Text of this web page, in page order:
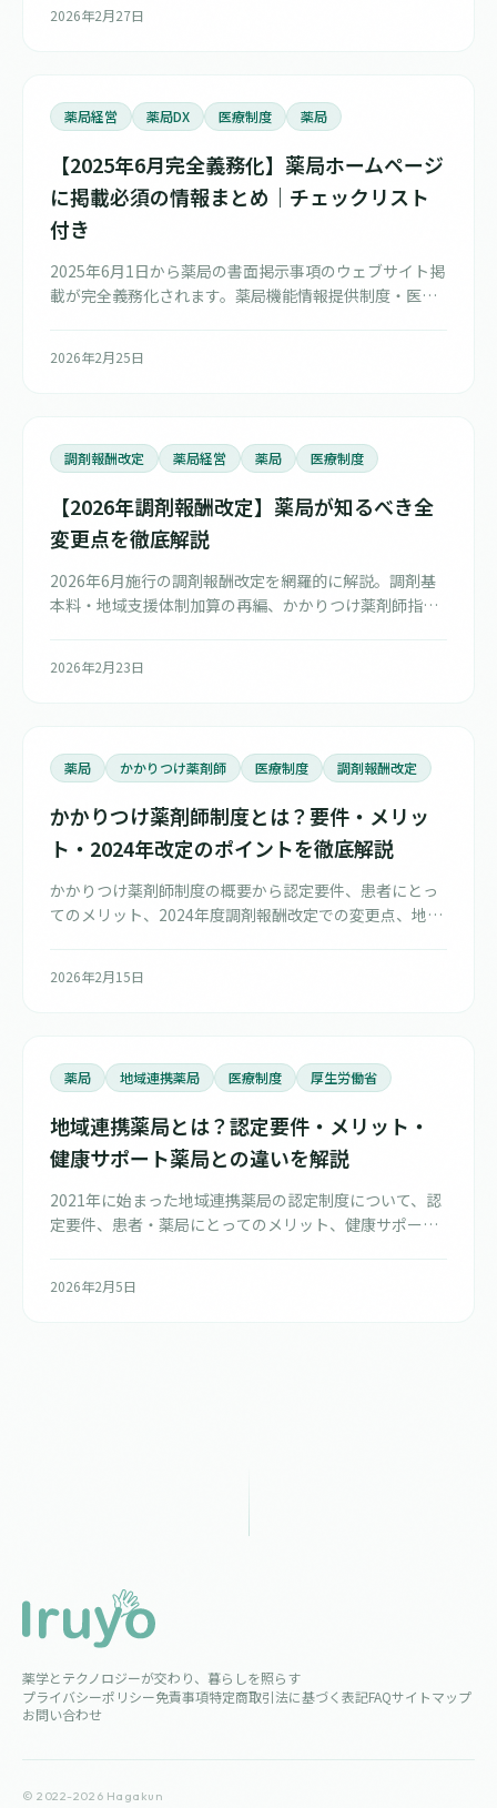
係、薬局タイプ別の収益シミュレーションまで網羅的に
2026年2月27日
薬局経営 薬局DX 医療制度 薬局
【2025年6月完全義務化】薬局ホームページ
に掲載必須の情報まとめ｜チェックリスト
付き
2025年6月1日から薬局の書面掲示事項のウェブサイト掲
載が完全義務化されます。薬局機能情報提供制度・医療
2026年2月25日
調剤報酬改定 薬局経営 薬局 医療制度
【2026年調剤報酬改定】薬局が知るべき全
変更点を徹底解説
2026年6月施行の調剤報酬改定を網羅的に解説。調剤基
本料・地域支援体制加算の再編、かかりつけ薬剤師指導
た。
2026年2月23日
薬局 かかりつけ薬剤師 医療制度 調剤報酬改定
かかりつけ薬剤師制度とは？要件・メリッ
ト・2024年改定のポイントを徹底解説
かかりつけ薬剤師制度の概要から認定要件、患者にとっ
てのメリット、2024年度調剤報酬改定での変更点、地域
2026年2月15日
薬局 地域連携薬局 医療制度 厚生労働省
地域連携薬局とは？認定要件・メリット・
健康サポート薬局との違いを解説
2021年に始まった地域連携薬局の認定制度について、認
定要件、患者・薬局にとってのメリット、健康サポート
2026年2月5日
薬学とテクノロジーが交わり、暮らしを照らす
プライバシーポリシー免責事項特定商取引法に基づく表記FAQサイトマップ
お問い合わせ
© 2022-2026 Hagakun